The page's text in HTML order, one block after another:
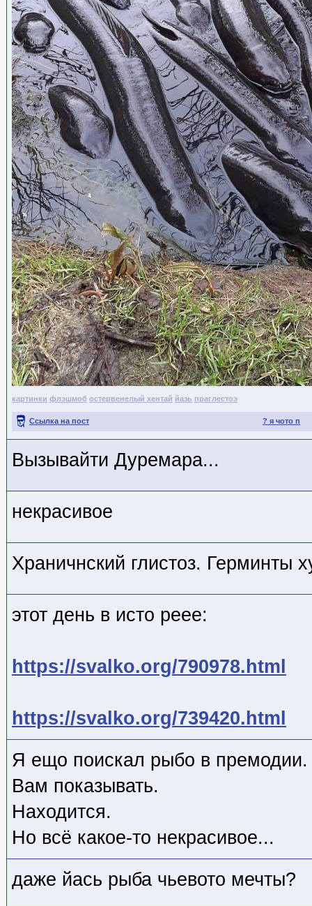
картинки флэшмоб остервенелый хентай йазь праглестоэ
? я чото п
Ссылка на пост
Вызывайти Дуремара...
некрасивое
Храничнский глистоз. Герминты
этот день в исто реее:
https://svalko.org/790978.html
https://svalko.org/739420.html
Я ещо поискал рыбо в премодии.
Вам показывать.
Находится.
Но всё какое-то некрасивое...
даже йась рыба чьевото мечты?